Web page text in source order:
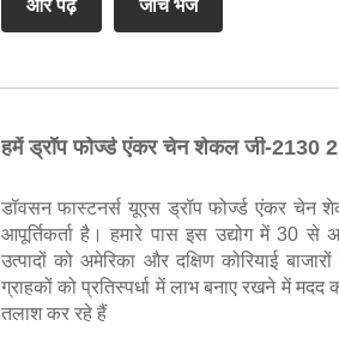
और पढ़ें जांच भेजें
हमें ड्रॉप फोर्ज्ड एंकर चेन शेकल जी-2130
डॉवसन फास्टनर्स यूएस ड्रॉप फोर्ज्ड एंकर चेन
आपूर्तिकर्ता है। हमारे पास इस उद्योग में 30 से
उत्पादों को अमेरिका और दक्षिण कोरियाई
ग्राहकों को प्रतिस्पर्धा में लाभ बनाए रखने में
तलाश कर रहे हैं